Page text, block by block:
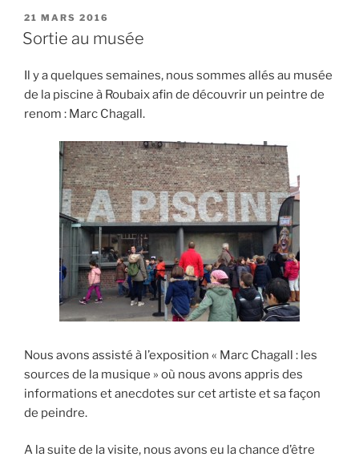
PUBLIÉ
LE
21 MARS 2016
Sortie au musée
Il y a quelques semaines, nous sommes allés au musée
de la piscine à Roubaix afin de découvrir un peintre de
renom : Marc Chagall.
Nous avons assisté à l’exposition « Marc Chagall : les
sources de la musique » où nous avons appris des
informations et anecdotes sur cet artiste et sa façon
de peindre.
A la suite de la visite, nous avons eu la chance d’être